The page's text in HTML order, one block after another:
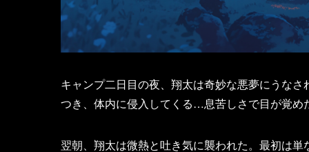
キャンプ二日目の夜、翔太は奇妙な悪夢にうな
つき、体内に侵入してくる…息苦しさで目が覚め
翌朝、翔太は微熱と吐き気に襲われた。最初は